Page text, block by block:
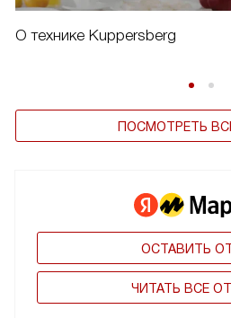
О технике Kuppersberg
ПОСМОТРЕТЬ
ОСТАВИТЬ
ЧИТАТЬ ВСЕ